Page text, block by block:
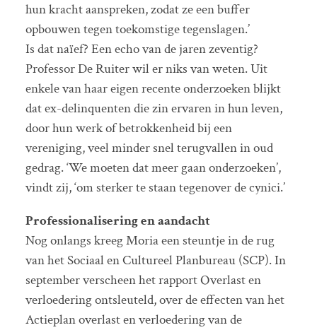
hun kracht aanspreken, zodat ze een buffer
opbouwen tegen toekomstige tegenslagen.’
Is dat naïef? Een echo van de jaren zeventig?
Professor De Ruiter wil er niks van weten. Uit
enkele van haar eigen recente onderzoeken blijkt
dat ex-delinquenten die zin ervaren in hun leven,
door hun werk of betrokkenheid bij een
vereniging, veel minder snel terugvallen in oud
gedrag. ‘We moeten dat meer gaan onderzoeken’,
vindt zij, ‘om sterker te staan tegenover de cynici.’
Professionalisering en aandacht
Nog onlangs kreeg Moria een steuntje in de rug
van het Sociaal en Cultureel Planbureau (SCP). In
september verscheen het rapport Overlast en
verloedering ontsleuteld, over de effecten van het
Actieplan overlast en verloedering van de